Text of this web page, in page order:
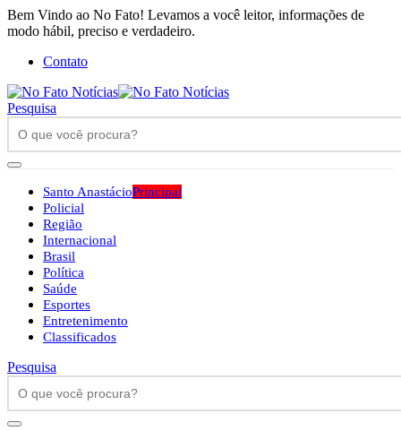
Bem Vindo ao No Fato! Levamos a você leitor, informações de
modo hábil, preciso e verdadeiro.
Contato
Pesquisa
Santo AnastácioPrincipal
Policial
Região
Internacional
Brasil
Política
Saúde
Esportes
Entretenimento
Classificados
Pesquisa